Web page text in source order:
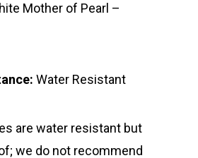
Mother of Pearl –
Water Resistant
are water resistant but
we do not recommend